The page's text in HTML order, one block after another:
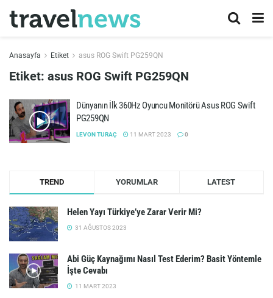
Anasayfa Etiket asus ROG Swift PG259QN
Etiket: asus ROG Swift PG259QN
Dünyanın İlk 360Hz Oyuncu Monitörü Asus ROG Swift
PG259QN
LEVON TURAÇ 11 MART 2023 0
TREND YORUMLAR LATEST
Helen Yayı Türkiye’ye Zarar Verir Mi?
31 AĞUSTOS 2023
Abi Güç Kaynağımı Nasıl Test Ederim? Basit Yöntemle
İşte Cevabı
11 MART 2023